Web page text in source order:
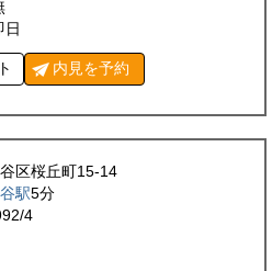
日
内見を予約
区桜丘町15-14
駅5分
4